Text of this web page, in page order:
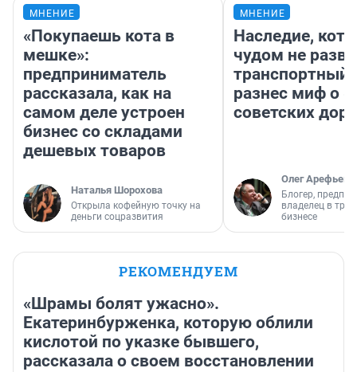
МНЕНИЕ
«Покупаешь кота в
мешке»:
предприниматель
рассказала, как на
самом деле устроен
бизнес со складами
дешевых товаров
Наталья Шорохова
Открыла кофейную точку на
деньги соцразвития
МНЕНИЕ
Наследие,
чудом не
транспортный
разнес миф о
советских
Олег Арефьев
Блогер,
владелец в
бизнесе
РЕКОМЕНДУЕМ
«Шрамы болят ужасно».
Екатеринбурженка, которую облили
кислотой по указке бывшего,
рассказала о своем восстановлении